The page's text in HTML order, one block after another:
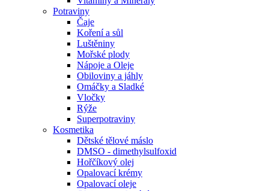
Potraviny
Čaje
Koření a sůl
Luštěniny
Mořské plody
Nápoje a Oleje
Obiloviny a jáhly
Omáčky a Sladké
Vločky
Rýže
Superpotraviny
Kosmetika
Dětské tělové máslo
DMSO - dimethylsulfoxid
Hořčíkový olej
Opalovací krémy
Opalovací oleje